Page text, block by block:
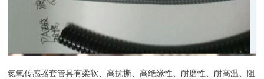
氮氧传感器套管具有柔软、高抗撕、高绝缘性、耐磨性、耐高温、阻